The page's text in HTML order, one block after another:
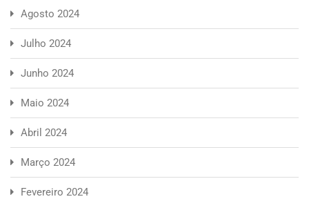
Agosto 2024
Julho 2024
Junho 2024
Maio 2024
Abril 2024
Março 2024
Fevereiro 2024